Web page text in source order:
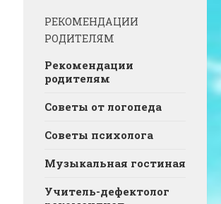
РЕКОМЕНДАЦИИ
РОДИТЕЛЯМ
Рекомендации
родителям
Советы от логопеда
Советы психолога
Музыкальная гостиная
Учитель-дефектолог